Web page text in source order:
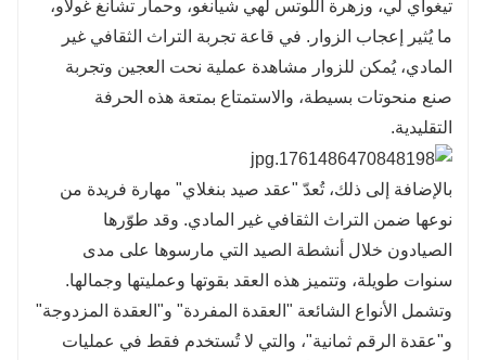
تيغواي لي، وزهرة اللوتس لهي شيانغو، وحمار تشانغ غولاو،
ما يُثير إعجاب الزوار. في قاعة تجربة التراث الثقافي غير
المادي، يُمكن للزوار مشاهدة عملية نحت العجين وتجربة
صنع منحوتات بسيطة، والاستمتاع بمتعة هذه الحرفة
التقليدية.
بالإضافة إلى ذلك، تُعدّ "عقد صيد بنغلاي" مهارة فريدة من
نوعها ضمن التراث الثقافي غير المادي. وقد طوّرها
الصيادون خلال أنشطة الصيد التي مارسوها على مدى
سنوات طويلة، وتتميز هذه العقد بقوتها وعمليتها وجمالها.
وتشمل الأنواع الشائعة "العقدة المفردة" و"العقدة المزدوجة"
و"عقدة الرقم ثمانية"، والتي لا تُستخدم فقط في عمليات